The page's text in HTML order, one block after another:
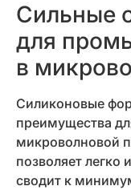
Сильные
для
в
Силиконовые
преимущества
микроволновой
позволяет легко
сводит к